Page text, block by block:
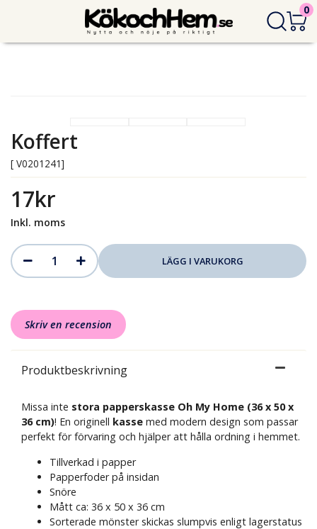
0
Koffert
[ V0201241]
17kr
Inkl. moms
Skriv en recension
Produktbeskrivning
Missa inte stora papperskasse Oh My Home (36 x 50 x
36 cm)! En originell kasse med modern design som passar
perfekt för förvaring och hjälper att hålla ordning i hemmet.
Tillverkad i papper
Papperfoder på insidan
Snöre
Mått ca: 36 x 50 x 36 cm
Sorterade mönster skickas slumpvis enligt lagerstatus